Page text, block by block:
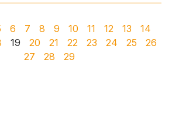
6 7 8 9 10 11 12 13
14
19 20 21 22 23 24 25
26
27
28 29